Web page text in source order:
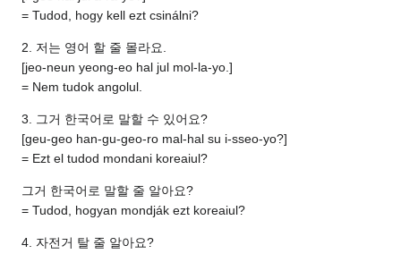
= Tudod, hogy kell ezt csinálni?
2. 저는 영어 할 줄 몰라요.
[jeo-neun yeong-eo hal jul mol-la-yo.]
= Nem tudok angolul.
3. 그거 한국어로 말할 수 있어요?
[geu-geo han-gu-geo-ro mal-hal su i-sseo-yo?]
= Ezt el tudod mondani koreaiul?
그거 한국어로 말할 줄 알아요?
= Tudod, hogyan mondják ezt koreaiul?
4. 자전거 탈 줄 알아요?